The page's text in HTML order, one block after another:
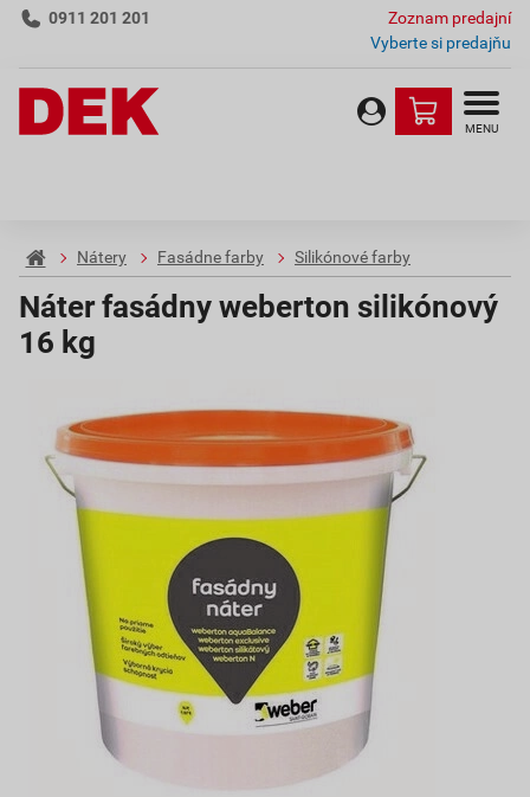
0911 201 201
Zoznam predajní
Vyberte si predajňu
MENU
Nátery Fasádne farby Silikónové farby
Náter fasádny weberton silikónový
16 kg